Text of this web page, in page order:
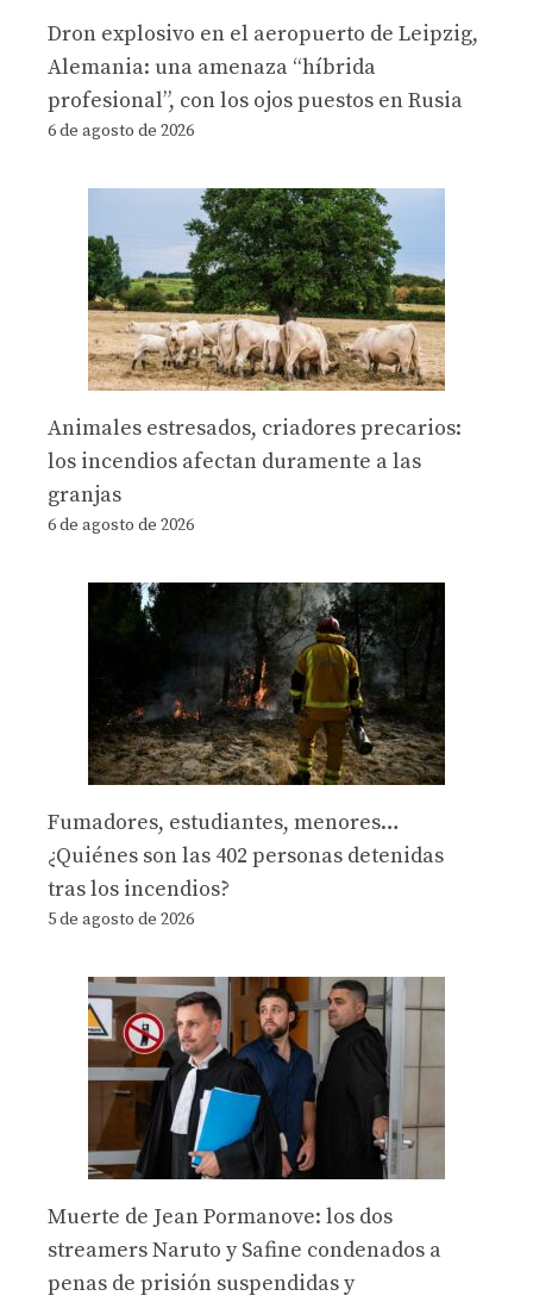
Dron explosivo en el aeropuerto de Leipzig,
Alemania: una amenaza “híbrida
profesional”, con los ojos puestos en Rusia
6 de agosto de 2026
Animales estresados, criadores precarios:
los incendios afectan duramente a las
granjas
6 de agosto de 2026
Fumadores, estudiantes, menores…
¿Quiénes son las 402 personas detenidas
tras los incendios?
5 de agosto de 2026
Muerte de Jean Pormanove: los dos
streamers Naruto y Safine condenados a
penas de prisión suspendidas y